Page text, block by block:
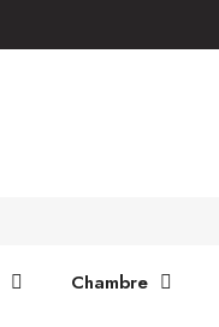
Chambre